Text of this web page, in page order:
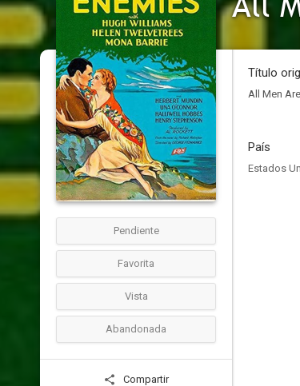
Pendiente
Favorita
Vista
Abandonada
Compartir
Título
All Men
País
Estados